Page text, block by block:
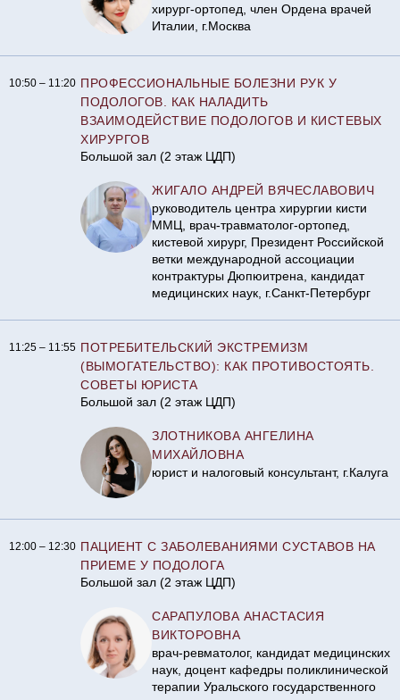
хирург-ортопед, член Ордена врачей
Италии, г.Москва
10:50 – 11:20 ПРОФЕССИОНАЛЬНЫЕ БОЛЕЗНИ РУК У
ПОДОЛОГОВ. КАК НАЛАДИТЬ
ВЗАИМОДЕЙСТВИЕ ПОДОЛОГОВ И КИСТЕВЫХ
ХИРУРГОВ
Большой зал (2 этаж ЦДП)
ЖИГАЛО АНДРЕЙ ВЯЧЕСЛАВОВИЧ
руководитель центра хирургии кисти
ММЦ, врач-травматолог-ортопед,
кистевой хирург, Президент Российской
ветки международной ассоциации
контрактуры Дюпюитрена, кандидат
медицинских наук, г.Санкт-Петербург
11:25 – 11:55 ПОТРЕБИТЕЛЬСКИЙ ЭКСТРЕМИЗМ
(ВЫМОГАТЕЛЬСТВО): КАК ПРОТИВОСТОЯТЬ.
СОВЕТЫ ЮРИСТА
Большой зал (2 этаж ЦДП)
ЗЛОТНИКОВА АНГЕЛИНА
МИХАЙЛОВНА
юрист и налоговый консультант, г.Калуга
12:00 – 12:30 ПАЦИЕНТ С ЗАБОЛЕВАНИЯМИ СУСТАВОВ НА
ПРИЕМЕ У ПОДОЛОГА
Большой зал (2 этаж ЦДП)
САРАПУЛОВА АНАСТАСИЯ
ВИКТОРОВНА
врач-ревматолог, кандидат медицинских
наук, доцент кафедры поликлинической
терапии Уральского государственного